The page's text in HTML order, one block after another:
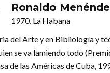
Ronaldo
1970, La Habana
del Arte y en Bibliología y
se va lamiendo todo
de las Américas de Cuba,